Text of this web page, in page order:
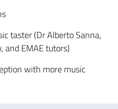
taster (Dr Alberto Sanna,
and EMAE tutors)
with more music